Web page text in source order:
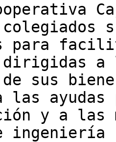
para
dirigidas a
de sus
las
y a las
ingeniería